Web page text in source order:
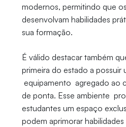
modernos, permitindo que
desenvolvam habilidades
sua formação.
É válido destacar também
primeira do estado a possuir
equipamento agregado ao
de ponta. Esse ambiente
estudantes um espaço
podem aprimorar